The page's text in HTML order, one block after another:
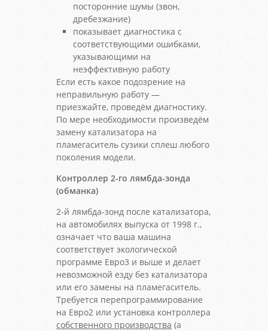
посторонние шумы (звон,
дребезжание)
показывает диагностика с
соответствующими ошибками,
указывающими на
неэффективную работу
Если есть какое подозрение на
неправильную работу —
приезжайте, проведём диагностику.
По мере необходимости произведём
замену катализатора на
пламегаситель сузики сплеш любого
поколения модели.
Контроллер 2-го лямбда-зонда
(обманка)
2-й лямбда-зонд после катализатора,
на автомобилях выпуска от 1998 г.,
означает что ваша машина
соответствует экологической
программе Евро3 и выше и делает
невозможной езду без катализатора
или его замены на пламегаситель.
Требуется перепрограммирование
на Евро2 или установка контроллера
собственного производства (а